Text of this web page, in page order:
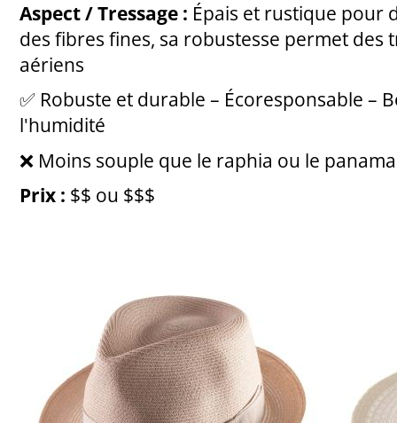
Aspect / Tressage : Épais et rustique pour
des fibres fines, sa robustesse permet des
aériens
✅ Robuste et durable – Écoresponsable –
l'humidité
❌ Moins souple que le raphia ou le
Prix : $$ ou $$$